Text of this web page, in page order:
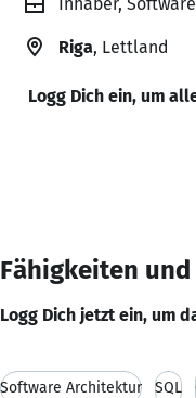
Riga, Lettland
Logg Dich ein, um
Fähigkeiten
Logg Dich jetzt ein, um
Software Architektur SQL